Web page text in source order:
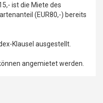
ist die Miete des
(EUR80,-) bereits
Klausel ausgestellt.
angemietet werden.